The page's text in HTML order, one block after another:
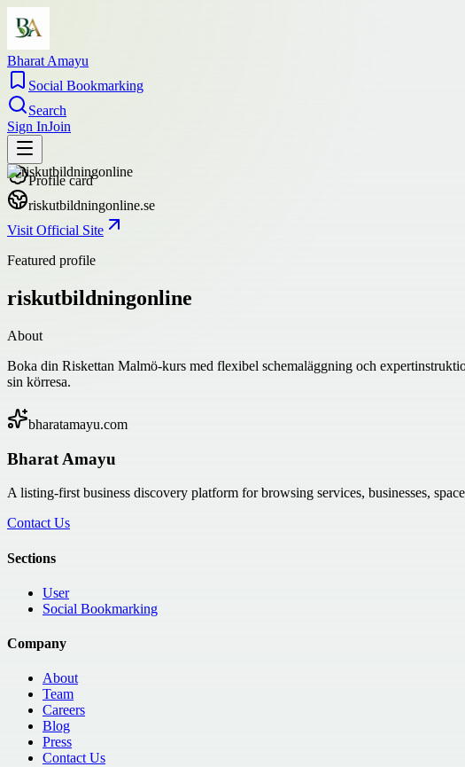
Bharat Amayu
Social Bookmarking
Search
Sign InJoin
Profile card
riskutbildningonline.se
Visit Official Site
Featured profile
riskutbildningonline
About
Boka din Riskettan Malmö-kurs med flexibel schemaläggning och
sin körresa.
bharatamayu.com
Bharat Amayu
A listing-first business discovery platform for browsing services, businesses,
Contact Us
Sections
User
Social Bookmarking
Company
About
Team
Careers
Blog
Press
Contact Us